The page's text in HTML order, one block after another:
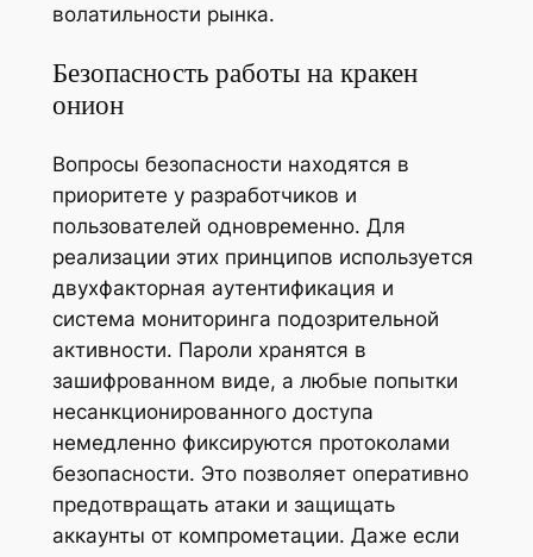
волатильности рынка.
Безопасность работы на кракен
онион
Вопросы безопасности находятся в
приоритете у разработчиков и
пользователей одновременно. Для
реализации этих принципов используется
двухфакторная аутентификация и
система мониторинга подозрительной
активности. Пароли хранятся в
зашифрованном виде, а любые попытки
несанкционированного доступа
немедленно фиксируются протоколами
безопасности. Это позволяет оперативно
предотвращать атаки и защищать
аккаунты от компрометации. Даже если